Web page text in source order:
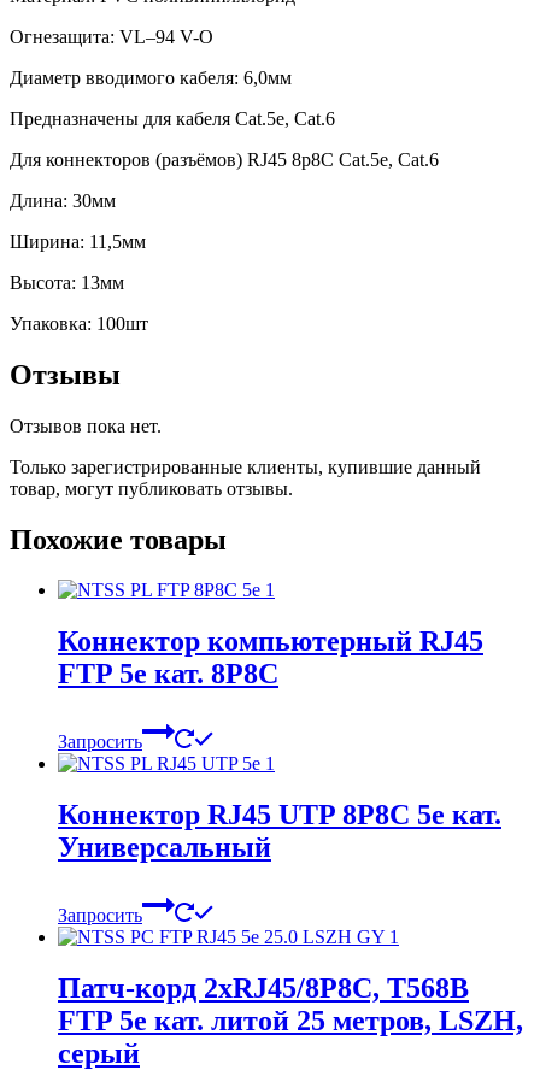
Огнезащита: VL–94 V-O
Диаметр вводимого кабеля: 6,0мм
Предназначены для кабеля Cat.5e, Cat.6
Для коннекторов (разъёмов) RJ45 8p8C Cat.5e, Cat.6
Длина: 30мм
Ширина: 11,5мм
Высота: 13мм
Упаковка: 100шт
Отзывы
Отзывов пока нет.
Только зарегистрированные клиенты, купившие данный
товар, могут публиковать отзывы.
Похожие товары
Коннектор компьютерный RJ45
FTP 5е кат. 8Р8С
Запросить
Коннектор RJ45 UTP 8Р8С 5е кат.
Универсальный
Запросить
Патч-корд 2хRJ45/8P8C, T568B
FTP 5e кат. литой 25 метров, LSZH,
серый